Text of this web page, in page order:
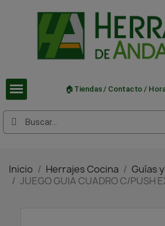
🏠Tiendas / Contacto /
Inicio Herrajes Cocina
Guías
JUEGO GUIA CUADRO C/PUSH